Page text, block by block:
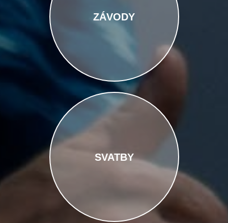
ZÁVODY
SVATBY